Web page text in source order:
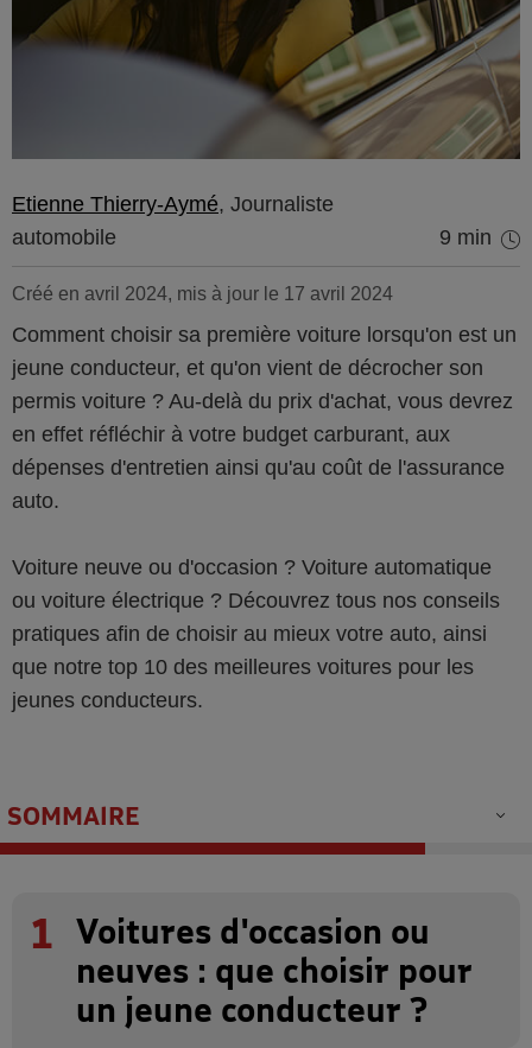
Etienne Thierry-Aymé, Journaliste
automobile
9 min
Créé en avril 2024, mis à jour le 17 avril 2024
Comment choisir sa première voiture lorsqu'on est un
jeune conducteur, et qu'on vient de décrocher son
permis voiture ? Au-delà du prix d'achat, vous devrez
en effet réfléchir à votre budget carburant, aux
dépenses d'entretien ainsi qu'au coût de l'assurance
auto.
Voiture neuve ou d'occasion ? Voiture automatique
ou voiture électrique ? Découvrez tous nos conseils
pratiques afin de choisir au mieux votre auto, ainsi
que notre top 10 des meilleures voitures pour les
jeunes conducteurs.
SOMMAIRE
1
Voitures d'occasion ou
neuves : que choisir pour
un jeune conducteur ?